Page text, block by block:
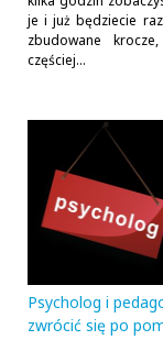
je i już będziecie
zbudowane
częściej...
Psycholog i
zwrócić się po